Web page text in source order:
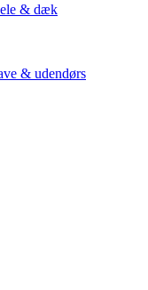
& dæk
& udendørs